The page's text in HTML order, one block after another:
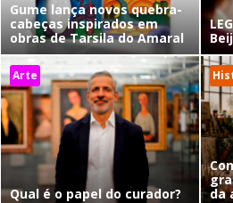
Gume lança novos quebra-
cabeças inspirados em
obras de Tarsila do Amaral
Arte
Qual é o papel do curador?
da